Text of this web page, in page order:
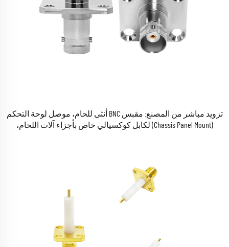
تزويد مباشر من المصنع: مقبس BNC أنثى للحام، موصل لوحة التحكم
(Chassis Panel Mount) لكابل كوكسيالي خاص بأجزاء آلات اللحام،